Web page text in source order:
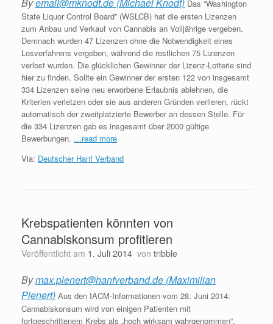
Das “Washington
State Liquor Control Board” (WSLCB) hat die ersten Lizenzen
zum Anbau und Verkauf von Cannabis an Volljährige vergeben.
Demnach wurden 47 Lizenzen ohne die Notwendigkeit eines
Losverfahrens vergeben, während die restlichen 75 Lizenzen
verlost wurden. Die glücklichen Gewinner der Lizenz-Lotterie sind
hier zu finden. Sollte ein Gewinner der ersten 122 von insgesamt
334 Lizenzen seine neu erworbene Erlaubnis ablehnen, die
Kriterien verletzen oder sie aus anderen Gründen verlieren, rückt
automatisch der zweitplatzierte Bewerber an dessen Stelle. Für
die 334 Lizenzen gab es insgesamt über 2000 gültige
Bewerbungen. …read more
Via: Deutscher Hanf Verband
Krebspatienten könnten von
Cannabiskonsum profitieren
Veröffentlicht am 1. Juli 2014 von tribble
Bymax.plenert@hanfverband.de (Maximilian
Plenert) Aus den IACM-Informationen vom 28. Juni 2014:
Cannabiskonsum wird von einigen Patienten mit
fortgeschrittenem Krebs als „hoch wirksam wahrgenommen“.